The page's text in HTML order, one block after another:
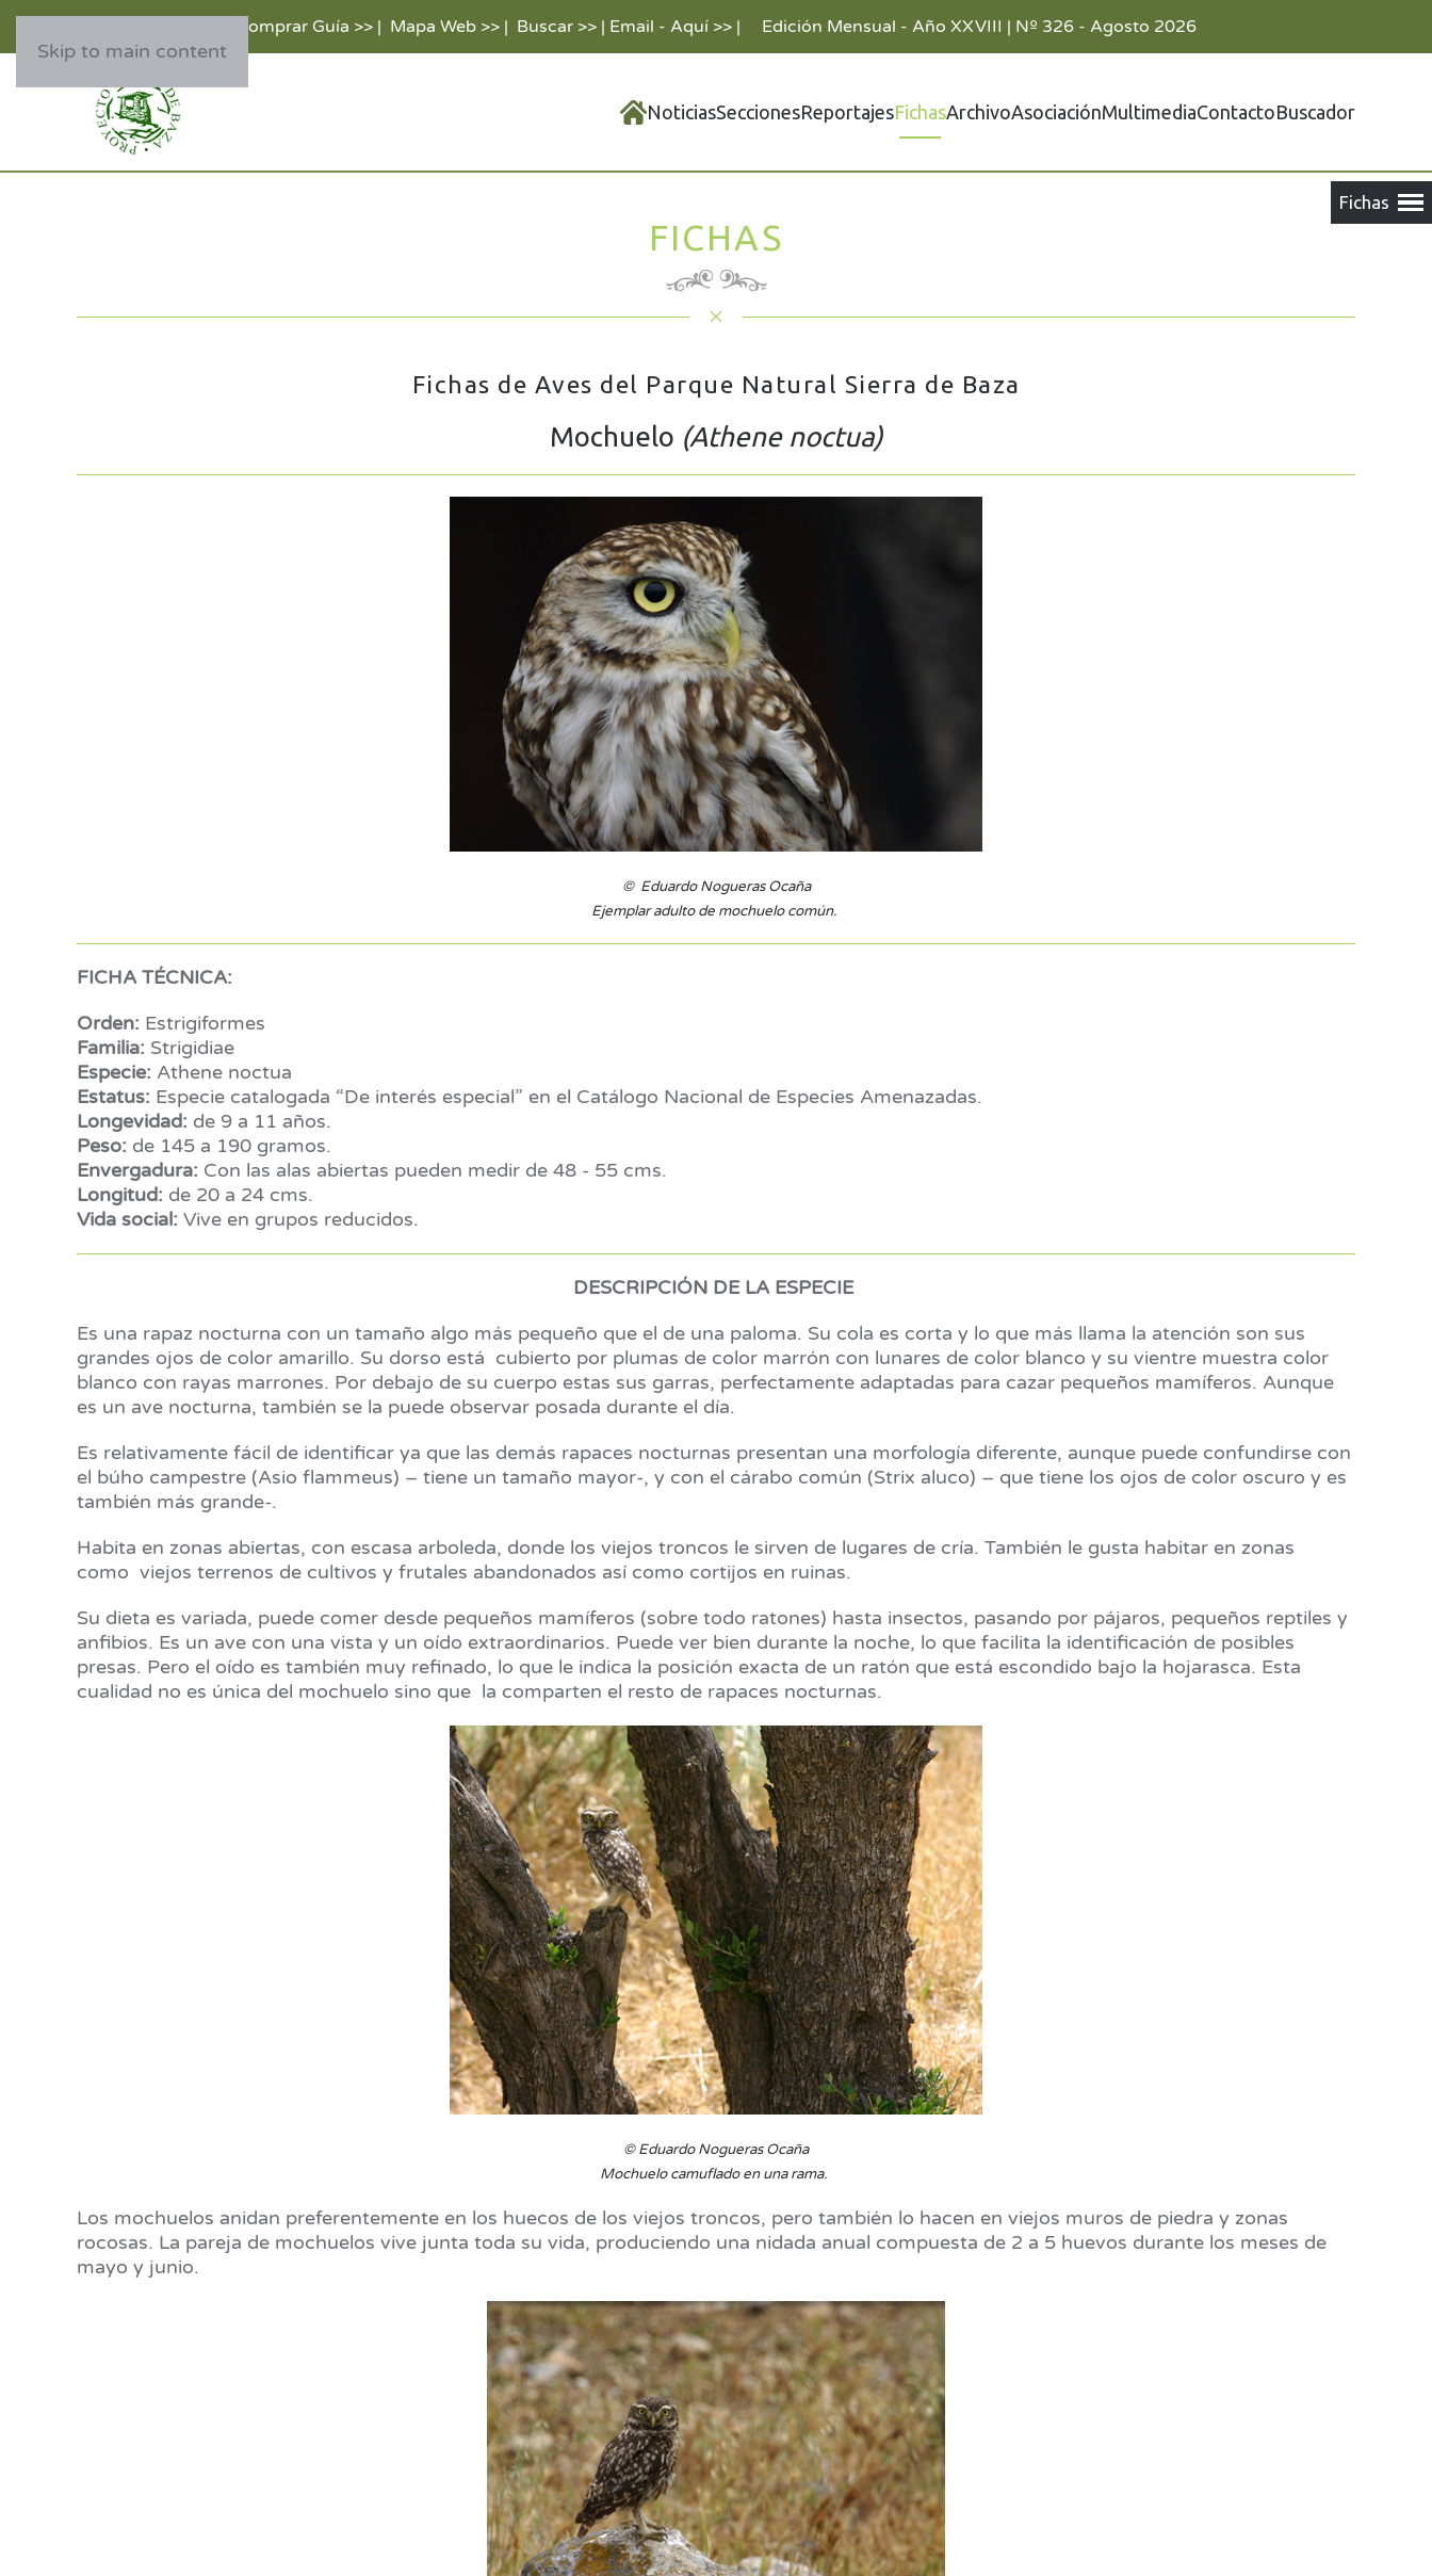
Skip to main content
Comprar Guía >>| Mapa Web >>| Buscar >>| Email - Aquí >>| Edición Mensual - Año XXVIII | Nº 326 - Agosto 2026
NoticiasSeccionesReportajesFichasArchivoAsociaciónMultimediaContactoBuscador
FICHAS
Fichas de Aves del Parque Natural Sierra de Baza
Mochuelo (Athene noctua)
© Eduardo Nogueras Ocaña
Ejemplar adulto de mochuelo común.
FICHA TÉCNICA:
Orden: Estrigiformes
Familia: Strigidiae
Especie: Athene noctua
Estatus: Especie catalogada “De interés especial” en el Catálogo Nacional de Especies Amenazadas.
Longevidad: de 9 a 11 años.
Peso: de 145 a 190 gramos.
Envergadura: Con las alas abiertas pueden medir de 48 - 55 cms.
Longitud: de 20 a 24 cms.
Vida social: Vive en grupos reducidos.
DESCRIPCIÓN DE LA ESPECIE
Es una rapaz nocturna con un tamaño algo más pequeño que el de una paloma. Su cola es corta y lo que más llama la atención son sus
grandes ojos de color amarillo. Su dorso está cubierto por plumas de color marrón con lunares de color blanco y su vientre muestra color
blanco con rayas marrones. Por debajo de su cuerpo estas sus garras, perfectamente adaptadas para cazar pequeños mamíferos. Aunque
es un ave nocturna, también se la puede observar posada durante el día.
Es relativamente fácil de identificar ya que las demás rapaces nocturnas presentan una morfología diferente, aunque puede confundirse con
el búho campestre (Asio flammeus) – tiene un tamaño mayor-, y con el cárabo común (Strix aluco) – que tiene los ojos de color oscuro y es
también más grande-.
Habita en zonas abiertas, con escasa arboleda, donde los viejos troncos le sirven de lugares de cría. También le gusta habitar en zonas
como viejos terrenos de cultivos y frutales abandonados así como cortijos en ruinas.
Su dieta es variada, puede comer desde pequeños mamíferos (sobre todo ratones) hasta insectos, pasando por pájaros, pequeños reptiles y
anfibios. Es un ave con una vista y un oído extraordinarios. Puede ver bien durante la noche, lo que facilita la identificación de posibles
presas. Pero el oído es también muy refinado, lo que le indica la posición exacta de un ratón que está escondido bajo la hojarasca. Esta
cualidad no es única del mochuelo sino que la comparten el resto de rapaces nocturnas.
© Eduardo Nogueras Ocaña
Mochuelo camuflado en una rama.
Los mochuelos anidan preferentemente en los huecos de los viejos troncos, pero también lo hacen en viejos muros de piedra y zonas
rocosas. La pareja de mochuelos vive junta toda su vida, produciendo una nidada anual compuesta de 2 a 5 huevos durante los meses de
mayo y junio.